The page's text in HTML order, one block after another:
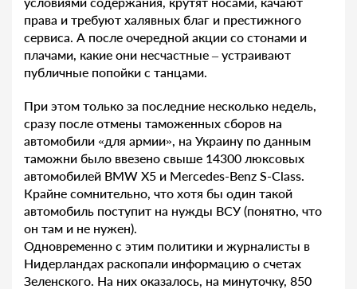
права и требуют халявных благ и престижного
сервиса. А после очередной акции со стонами и
плачами, какие они несчастные – устраивают
публичные попойки с танцами.
При этом только за последние несколько недель,
сразу после отмены таможенных сборов на
автомобили «для армии», на Украину по данным
таможни было ввезено свыше 14300 люксовых
автомобилей BMW X5 и Mercedes-Benz S-Class.
Крайне сомнительно, что хотя бы один такой
автомобиль поступит на нужды ВСУ (понятно, что
он там и не нужен).
Одновременно с этим политики и журналисты в
Нидерландах раскопали информацию о счетах
Зеленского. На них оказалось, на минуточку, 850